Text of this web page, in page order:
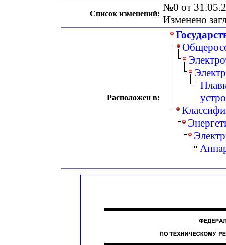
Список изменений:
№0 от
Изменено
Расположен в: